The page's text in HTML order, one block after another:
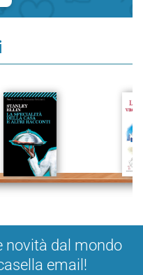
novità dal mondo
email!